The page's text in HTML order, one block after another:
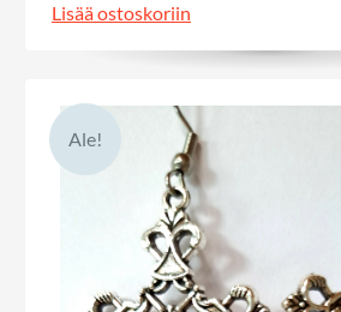
Lisää ostoskoriin
Ale!